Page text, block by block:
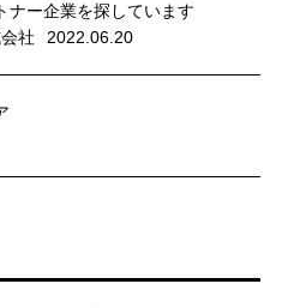
ナー企業を探しています
社
2022.06.20